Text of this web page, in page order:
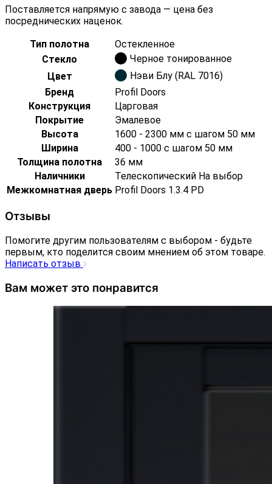
Поставляется напрямую с завода — цена без
посреднических наценок.
Тип полотна
Остекленное
Стекло
Черное тонированное
Цвет
Нэви Блу (RAL 7016)
Бренд
Profil Doors
Конструкция
Царговая
Покрытие
Эмалевое
Высота
1600 - 2300 мм с шагом 50 мм
Ширина
400 - 1000 с шагом 50 мм
Толщина полотна
36 мм
Наличники
Телескопический На выбор
Межкомнатная дверь Profil Doors 1.3.4 PD
Отзывы
Помогите другим пользователям с выбором - будьте
первым, кто поделится своим мнением об этом товаре.
Написать отзыв
Вам может это понравится